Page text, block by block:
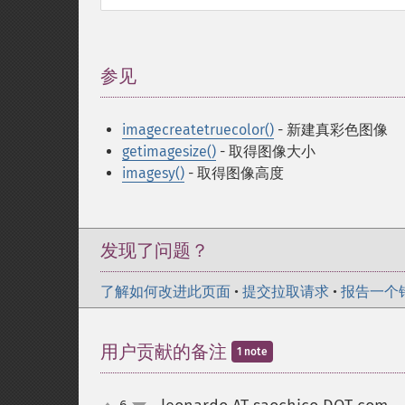
参见
imagecreatetruecolor() - 新建真彩色图像
getimagesize() - 取得图像大小
imagesy() - 取得图像高度
发现了问题？
了解如何改进此页面 • 提交拉取请求 • 报告一个
用户贡献的备注 1 note